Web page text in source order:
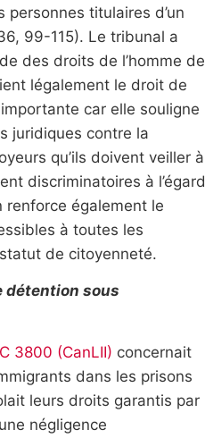
titulaires d’un
99-115). Le tribunal a
des droits de l’homme de
légalement le droit de
car elle souligne
juridiques contre la
qu’ils doivent veiller à
discriminatoires à l’égard
renforce également le
à toutes les
de citoyenneté.
détention sous
3800 (CanLII) concernait
dans les prisons
leurs droits garantis par
négligence